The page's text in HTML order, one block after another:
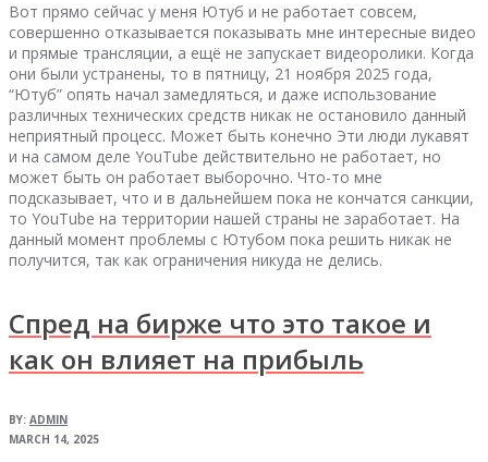
Вот прямо сейчас у меня Ютуб и не работает совсем,
совершенно отказывается показывать мне интересные видео
и прямые трансляции, а ещё не запускает видеоролики. Когда
они были устранены, то в пятницу, 21 ноября 2025 года,
“Ютуб” опять начал замедляться, и даже использование
различных технических средств никак не остановило данный
неприятный процесс. Может быть конечно Эти люди лукавят
и на самом деле YouTube действительно не работает, но
может быть он работает выборочно. Что-то мне
подсказывает, что и в дальнейшем пока не кончатся санкции,
то YouTube на территории нашей страны не заработает. На
данный момент проблемы с Ютубом пока решить никак не
получится, так как ограничения никуда не делись.
Спред на бирже что это такое и
как он влияет на прибыль
BY: ADMIN
MARCH 14, 2025